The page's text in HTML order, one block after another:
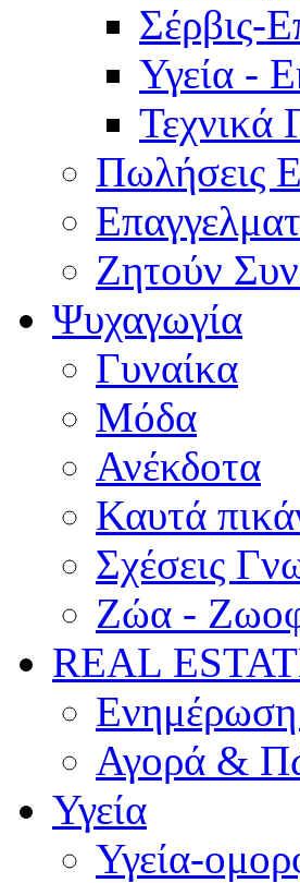
Σέρβις-
Υγεία -
Τεχνικά
Πωλήσεις
Ζητούν
Ψυχαγωγία
Γυναίκα
Μόδα
Ανέκδοτα
Καυτά
Σχέσεις
Ζώα -
REAL
Αγορά &
Υγεία
Υγεία-